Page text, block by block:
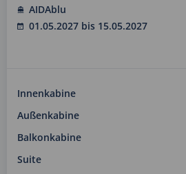
AIDAblu
01.05.2027 bis 15.05.2027
Innenkabine
Außenkabine
Balkonkabine
Suite